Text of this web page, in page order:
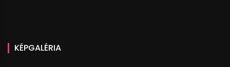
KÉPGALÉRIA